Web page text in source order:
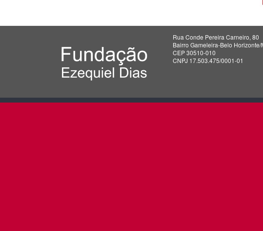
Rua Conde Pereira Carneiro, 80
Bairro Gameleira-Belo Horizonte/
CEP 30510-010
CNPJ 17.503.475/0001-01